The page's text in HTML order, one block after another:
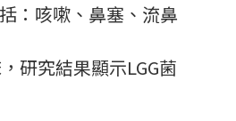
：咳嗽、鼻塞、流鼻
研究結果顯示LGG菌